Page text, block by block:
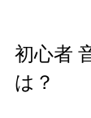
初心者
は？